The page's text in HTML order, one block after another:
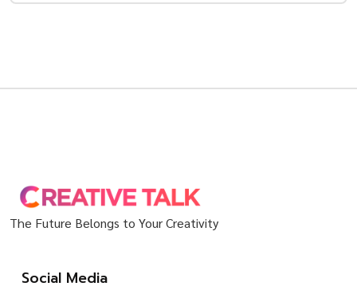
The Future Belongs to Your Creativity
Social Media